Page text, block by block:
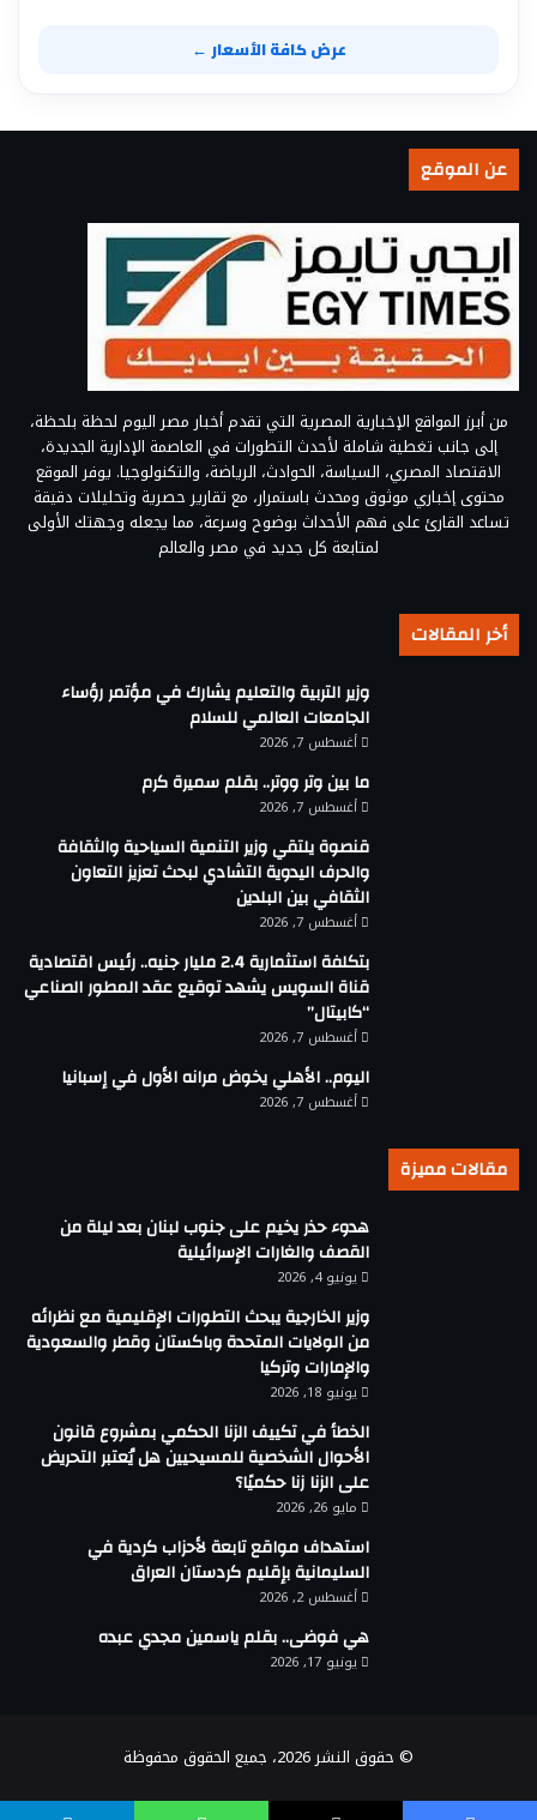
عرض كافة الأسعار ←
عن الموقع
من أبرز المواقع الإخبارية المصرية التي تقدم أخبار مصر اليوم لحظة بلحظة،
إلى جانب تغطية شاملة لأحدث التطورات في العاصمة الإدارية الجديدة،
الاقتصاد المصري، السياسة، الحوادث، الرياضة، والتكنولوجيا. يوفر الموقع
محتوى إخباري موثوق ومحدث باستمرار، مع تقارير حصرية وتحليلات دقيقة
تساعد القارئ على فهم الأحداث بوضوح وسرعة، مما يجعله وجهتك الأولى
لمتابعة كل جديد في مصر والعالم
أخر المقالات
وزير التربية والتعليم يشارك في مؤتمر رؤساء
الجامعات العالمي للسلام
أغسطس 7, 2026
ما بين وتر ووتر.. بقلم سميرة كرم
أغسطس 7, 2026
قنصوة يلتقي وزير التنمية السياحية والثقافة
والحرف اليدوية التشادي لبحث تعزيز التعاون
الثقافي بين البلدين
أغسطس 7, 2026
بتكلفة استثمارية 2.4 مليار جنيه.. رئيس اقتصادية
قناة السويس يشهد توقيع عقد المطور الصناعي
“كابيتال”
أغسطس 7, 2026
اليوم.. الأهلي يخوض مرانه الأول في إسبانيا
أغسطس 7, 2026
مقالات مميزة
هدوء حذر يخيم على جنوب لبنان بعد ليلة من
القصف والغارات الإسرائيلية
يونيو 4, 2026
وزير الخارجية يبحث التطورات الإقليمية مع نظرائه
من الولايات المتحدة وباكستان وقطر والسعودية
والإمارات وتركيا
يونيو 18, 2026
الخطأ في تكييف الزنا الحكمي بمشروع قانون
الأحوال الشخصية للمسيحيين هل يُعتبر التحريض
على الزنا زنا حكميًا؟
مايو 26, 2026
استهداف مواقع تابعة لأحزاب كردية في
السليمانية بإقليم كردستان العراق
أغسطس 2, 2026
هي فوضى.. بقلم ياسمين مجدي عبده
يونيو 17, 2026
© حقوق النشر 2026، جميع الحقوق محفوظة